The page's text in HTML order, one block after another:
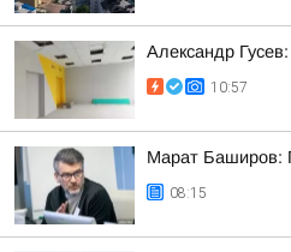
Александр
10:57
Марат Баширов:
08:15